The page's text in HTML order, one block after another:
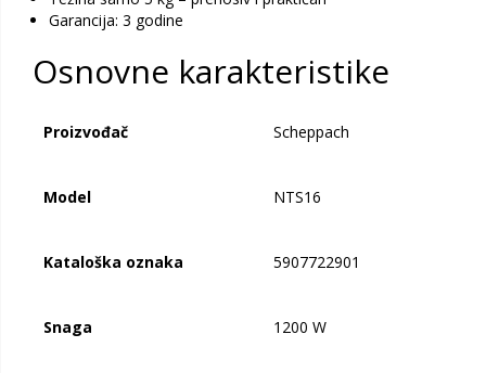
Garancija: 3 godine
Osnovne karakteristike
Proizvođač Scheppach
Model NTS16
Kataloška oznaka 5907722901
Snaga 1200 W